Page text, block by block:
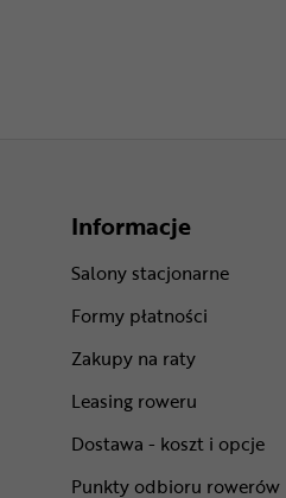
Informacje
Salony stacjonarne
Formy płatności
Zakupy na raty
Leasing roweru
Dostawa - koszt i opcje
Punkty odbioru rowerów